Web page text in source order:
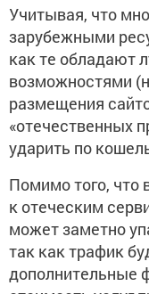
Учитывая, что
зарубежными
как те обладают
возможностями
размещения
«отечественных
ударить по
Помимо того, что
к отеческим
может заметно
так как трафик
дополнительные